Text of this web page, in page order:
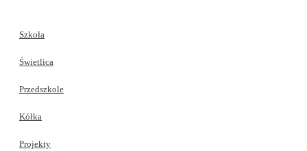
Szkoła
Świetlica
Przedszkole
Kółka
Projekty